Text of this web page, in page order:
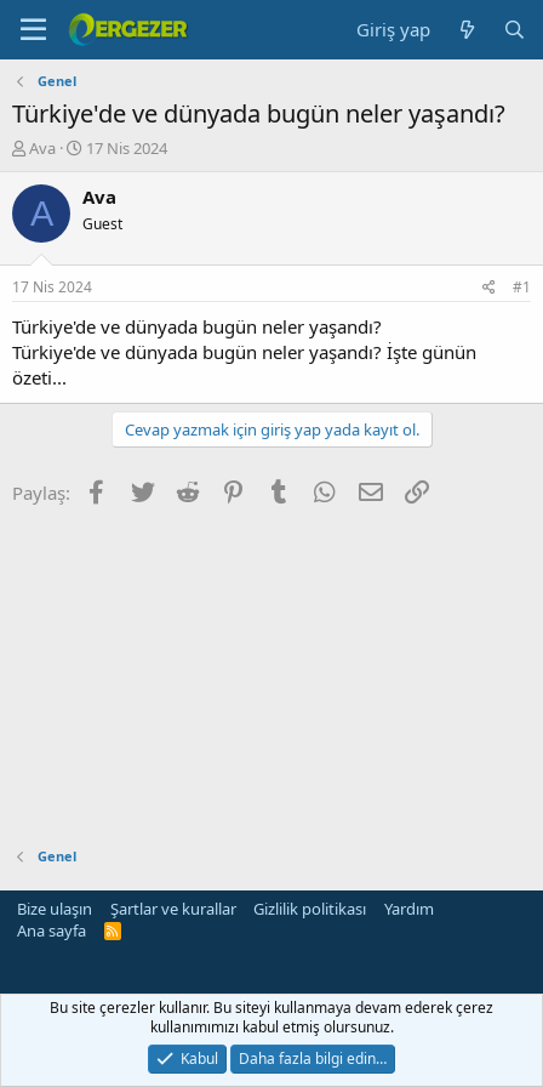
Giriş yap
Genel
Türkiye'de ve dünyada bugün neler yaşandı?
K
n
b
u
u
b
a
ş
l
a
t
Ava
B
ş
a
g
ç
a
i
17 Nis 2024
A Ava
Guest
17 Nis 2024 #1
Türkiye'de ve dünyada bugün neler yaşandı?
Türkiye'de ve dünyada bugün neler yaşandı? İşte günün
özeti...
Cevap yazmak için giriş yap yada kayıt ol.
Paylaş: Facebook
Twitter Reddit PinterestTumblr WhatsApp
E-posta
Genel
Bize ulaşın Şartlar ve kurallar Gizlilik politikası
Yardım
Ana sayfa
R
Bu site çerezler kullanır. Bu siteyi kullanmaya devam ederek çerez
kullanımımızı kabul etmiş olursunuz.
Kabul
Daha fazla bilgi edin…